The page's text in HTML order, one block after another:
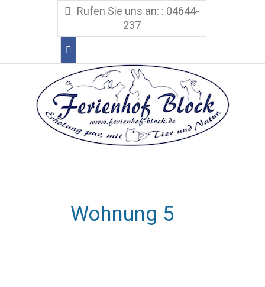
Rufen Sie uns an: : 04644-
237
Wohnung 5